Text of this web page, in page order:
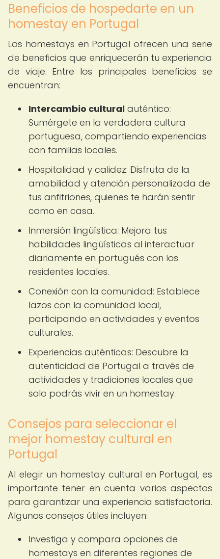
Beneficios de hospedarte en un
homestay en Portugal
Los homestays en Portugal ofrecen una serie
de beneficios que enriquecerán tu experiencia
de viaje. Entre los principales beneficios se
encuentran:
Intercambio cultural auténtico:
Sumérgete en la verdadera cultura
portuguesa, compartiendo experiencias
con familias locales.
Hospitalidad y calidez: Disfruta de la
amabilidad y atención personalizada de
tus anfitriones, quienes te harán sentir
como en casa.
Inmersión lingüística: Mejora tus
habilidades lingüísticas al interactuar
diariamente en portugués con los
residentes locales.
Conexión con la comunidad: Establece
lazos con la comunidad local,
participando en actividades y eventos
culturales.
Experiencias auténticas: Descubre la
autenticidad de Portugal a través de
actividades y tradiciones locales que
solo podrás vivir en un homestay.
Consejos para seleccionar el
mejor homestay cultural en
Portugal
Al elegir un homestay cultural en Portugal, es
importante tener en cuenta varios aspectos
para garantizar una experiencia satisfactoria.
Algunos consejos útiles incluyen:
Investiga y compara opciones de
homestays en diferentes regiones de